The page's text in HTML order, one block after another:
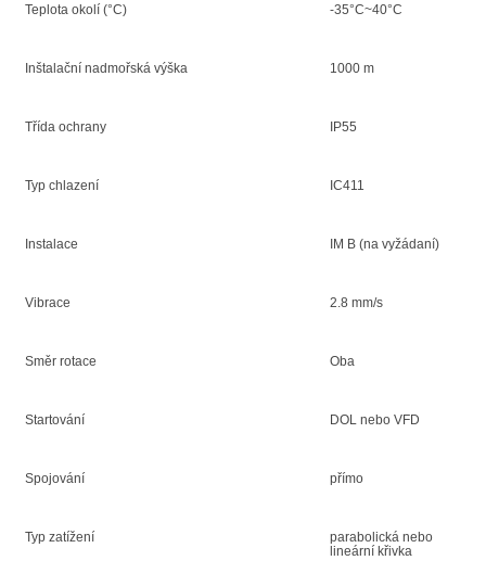
Teplota okolí (°C) -35°C~40°C
Inštalační nadmořská výška 1000 m
Třída ochrany IP55
Typ chlazení IC411
Instalace IM B (na vyžádaní)
Vibrace 2.8 mm/s
Směr rotace Oba
Startování DOL nebo VFD
Spojování přímo
Typ zatížení
parabolická nebo
lineární křivka